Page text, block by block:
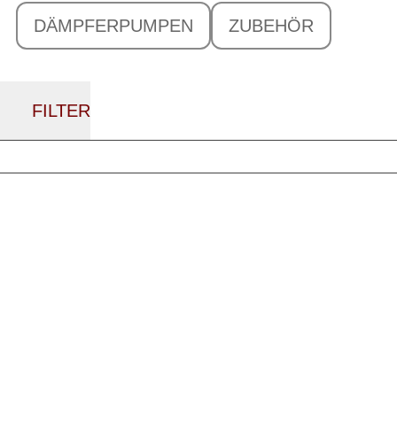
DÄMPFERPUMPEN ZUBEHÖR
FILTER